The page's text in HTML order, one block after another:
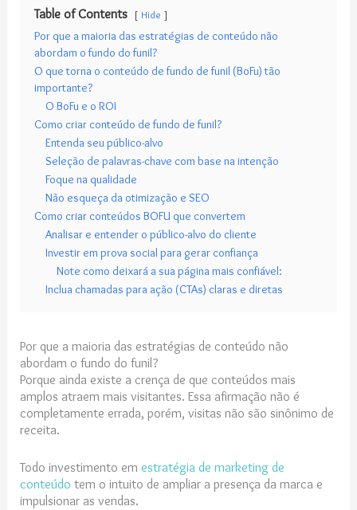
Table of Contents Hide
Por que a maioria das estratégias de conteúdo não
abordam o fundo do funil?
O que torna o conteúdo de fundo de funil (BoFu) tão
importante?
O BoFu e o ROI
Como criar conteúdo de fundo de funil?
Entenda seu público-alvo
Seleção de palavras-chave com base na intenção
Foque na qualidade
Não esqueça da otimização e SEO
Como criar conteúdos BOFU que convertem
Analisar e entender o público-alvo do cliente
Investir em prova social para gerar confiança
Note como deixará a sua página mais confiável:
Inclua chamadas para ação (CTAs) claras e diretas
Por que a maioria das estratégias de conteúdo não
abordam o fundo do funil?
Porque ainda existe a crença de que conteúdos mais
amplos atraem mais visitantes. Essa afirmação não é
completamente errada, porém, visitas não são sinônimo de
receita.
Todo investimento emestratégia de marketing de
conteúdo tem o intuito de ampliar a presença da marca e
impulsionar as vendas.